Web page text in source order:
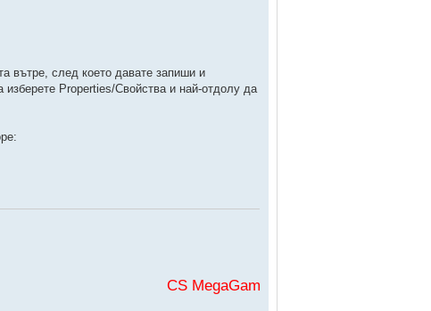
вътре, след което давате запиши и
Properties/Свойства и най-отдолу да
CS MegaGaming във